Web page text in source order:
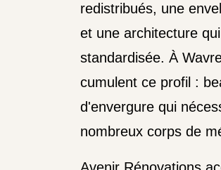
redistribués, une
et une architecture
standardisée. À
cumulent ce profil :
d'envergure qui
nombreux corps de